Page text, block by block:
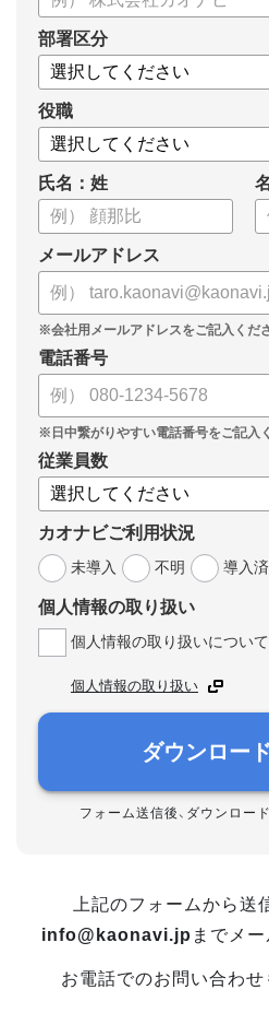
部署区分
役職
氏名：姓 名
メールアドレス
電話番号
従業員数
カオナビご利用状況
未導入
不明 導入
個人情報の取り扱い
個人情報の取り扱いについて
個人情報の取り扱い
ダウンロー
フォーム送信後、ダウンロー
上記のフォームから送
info@kaonavi.jp までメ
お電話でのお問い合わせ